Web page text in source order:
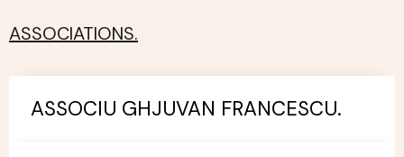
ASSOCIATIONS.
ASSOCIU GHJUVAN FRANCESCU.